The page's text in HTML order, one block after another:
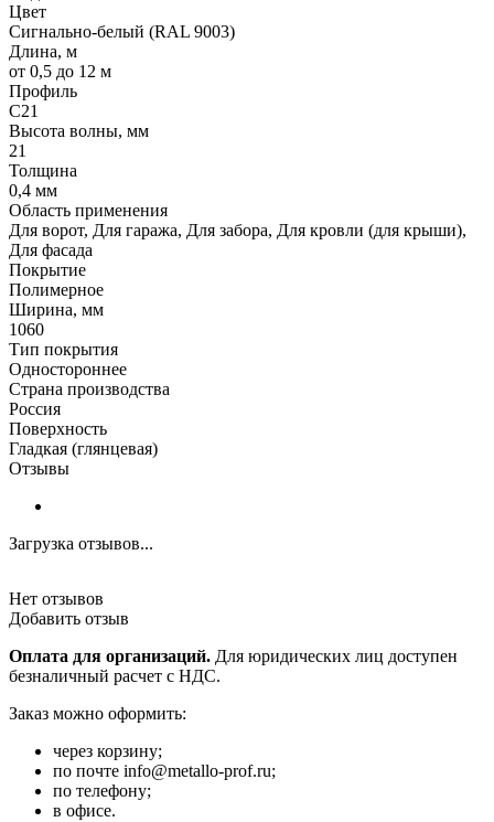
Цвет
Сигнально-белый (RAL 9003)
Длина, м
от 0,5 до 12 м
Профиль
С21
Высота волны, мм
21
Толщина
0,4 мм
Область применения
Для ворот, Для гаража, Для забора, Для кровли (для крыши),
Для фасада
Покрытие
Полимерное
Ширина, мм
1060
Тип покрытия
Одностороннее
Страна производства
Россия
Поверхность
Гладкая (глянцевая)
Отзывы
Загрузка отзывов...
Нет отзывов
Добавить отзыв
Оплата для организаций. Для юридических лиц доступен
безналичный расчет с НДС.
Заказ можно оформить:
через корзину;
по почте info@metallo-prof.ru;
по телефону;
в офисе.